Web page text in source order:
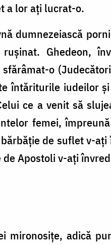
a lor aţi lucrat-o.
dumnezeiască
Ghedeon,
o
întăriturile iudeilor
ce a venit să
femei,
de suflet v-
Apostoli v-aţi
mironosiţe, adică